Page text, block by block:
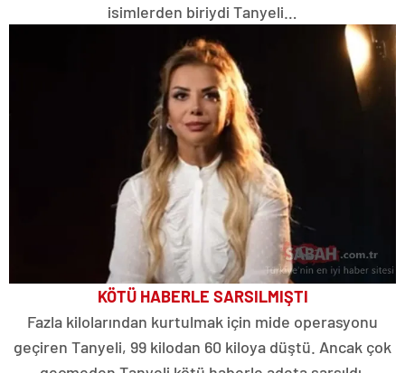
isimlerden biriydi Tanyeli…
KÖTÜ HABERLE SARSILMIŞTI
Fazla kilolarından kurtulmak için mide operasyonu
geçiren Tanyeli, 99 kilodan 60 kiloya düştü. Ancak çok